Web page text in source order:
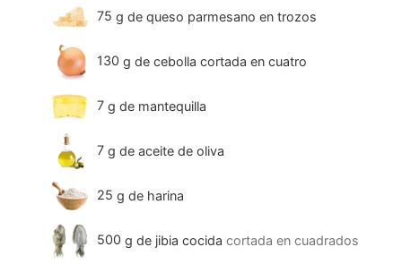
75 g de queso parmesano en trozos
130 g de cebolla cortada en cuatro
7 g de mantequilla
7 g de aceite de oliva
25 g de harina
500 g de jibia cocida cortada en cuadrados